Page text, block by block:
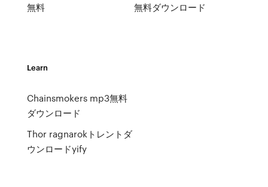
無料
無料ダウンロード
Learn
Chainsmokers mp3無料
ダウンロード
Thor ragnarokトレントダ
ウンロードyify